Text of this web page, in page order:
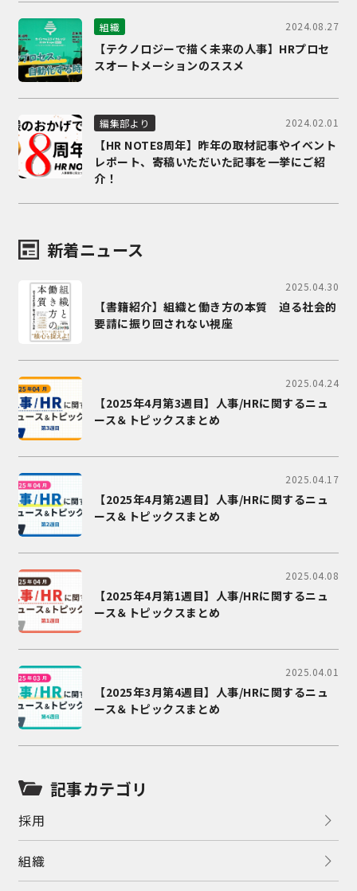
組織 2024.08.27
【テクノロジーで描く未来の人事】HRプロセ
スオートメーションのススメ
編集部より 2024.02.01
【HR NOTE8周年】昨年の取材記事やイベント
レポート、寄稿いただいた記事を一挙にご紹
介！
新着ニュース
2025.04.30
【書籍紹介】組織と働き方の本質 迫る社会的
要請に振り回されない視座
2025.04.24
【2025年4月第3週目】人事/HRに関するニュ
ース＆トピックスまとめ
2025.04.17
【2025年4月第2週目】人事/HRに関するニュ
ース＆トピックスまとめ
2025.04.08
【2025年4月第1週目】人事/HRに関するニュ
ース＆トピックスまとめ
2025.04.01
【2025年3月第4週目】人事/HRに関するニュ
ース＆トピックスまとめ
記事カテゴリ
採用
組織